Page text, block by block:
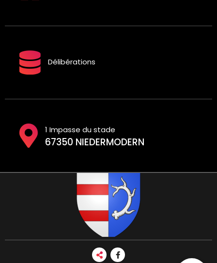
Délibérations
1 Impasse du stade
67350 NIEDERMODERN